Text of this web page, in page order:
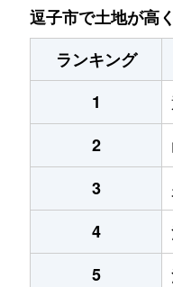
逗子市で土地が高
ランキング
1
2
3
4
5